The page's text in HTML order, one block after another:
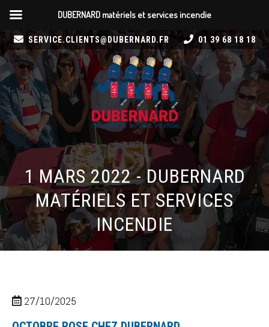
SERVICE.CLIENTS@DUBERNARD.FR 01 39 68 18 18
1 MARS 2022 - DUBERNARD
MATÉRIELS ET SERVICES
INCENDIE
27/10/2025
DUBERNARD matériels et services incendie